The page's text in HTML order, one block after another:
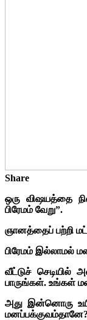
Share
ஒரு விஷயத்தை
பிரேமம் வேறு”.
ஞானத்தைப் பற்றி
பிரேமம் இல்லாமல்
வீட்டுச் செடியில்
பாருங்கள். உங்கள்
அது இன்னொரு
மனப்பக்குவம்தானே?